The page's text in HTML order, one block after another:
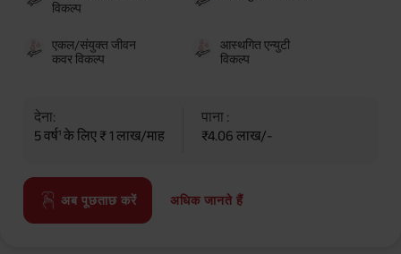
विकल्प
एकल/संयुक्त जीवन
कवर विकल्प
आस्थगित एन्युटी
विकल्प
देना:
5 वर्ष¹ के लिए ₹ 1 लाख/माह
पाना :
₹4.06 लाख/-
अब पूछताछ करें अधिक जानते हैं